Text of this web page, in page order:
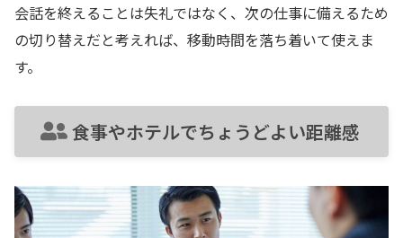
会話を終えることは失礼ではなく、次の仕事に備えるため
の切り替えだと考えれば、移動時間を落ち着いて使えま
す。
食事やホテルでちょうどよい距離感